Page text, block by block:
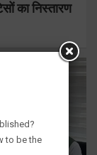
का निस्तारण
to be the